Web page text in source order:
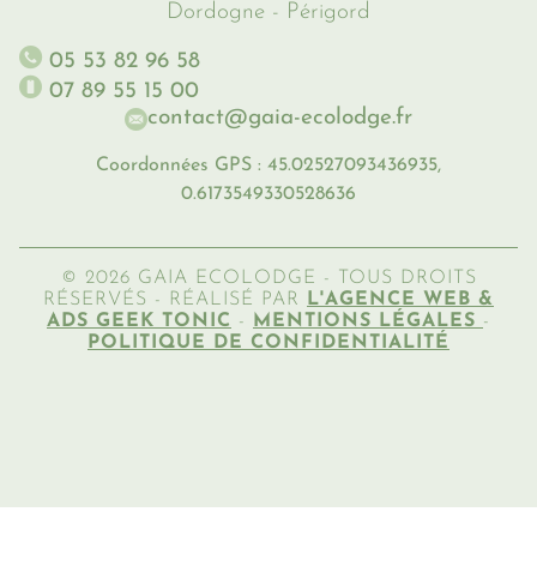
Dordogne - Périgord
05 53 82 96 58
07 89 55 15 00
contact@gaia-ecolodge.fr
Coordonnées GPS : 45.02527093436935,
0.6173549330528636
© 2026 GAIA ECOLODGE - TOUS DROITS
RÉSERVÉS - RÉALISÉ PAR L'AGENCE WEB &
ADS GEEK TONIC - MENTIONS LÉGALES -
POLITIQUE DE CONFIDENTIALITÉ